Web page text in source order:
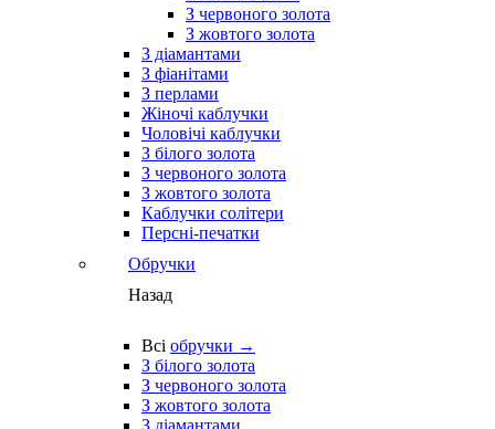
З червоного золота
З жовтого золота
З діамантами
З фіанітами
З перлами
Жіночі каблучки
Чоловічі каблучки
З білого золота
З червоного золота
З жовтого золота
Каблучки солітери
Персні-печатки
Обручки
Назад
Всі обручки →
З білого золота
З червоного золота
З жовтого золота
З діамантами